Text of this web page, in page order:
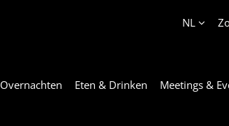
NL
Overnachten Eten & Drinken Meetings &